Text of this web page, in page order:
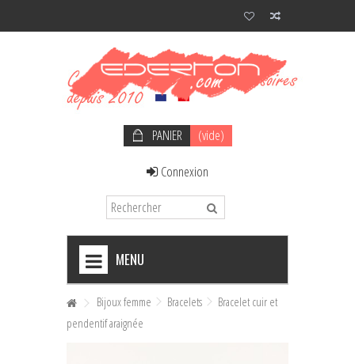
PANIER
(vide)
Connexion
MENU
+
NOEUDS PAPILLON HOMME
NOEUDS PAPILLON FEMME
Bijoux femme Bracelets
Bracelet cuir et
pendentif araignée